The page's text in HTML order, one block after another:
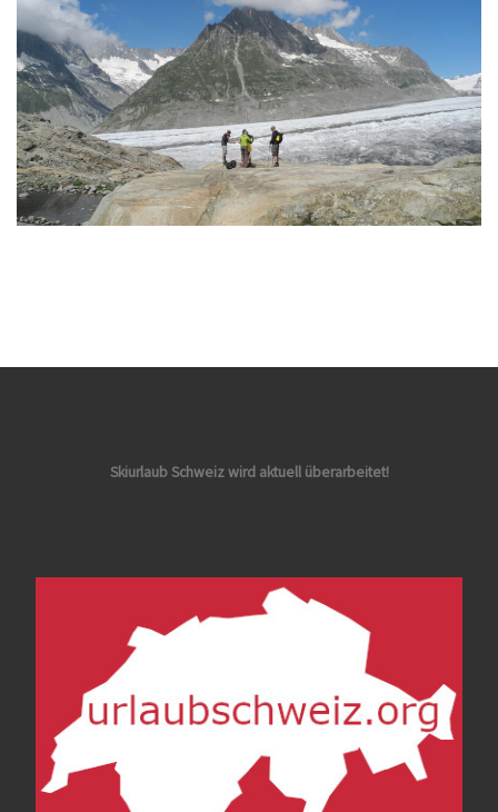
Skiurlaub Schweiz wird aktuell überarbeitet!